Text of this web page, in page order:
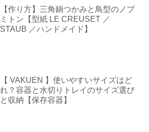
【作り方】三角鍋つかみと鳥型のノブ
ミトン【型紙 LE CREUSET ／
STAUB ／ハンドメイド】
【 VAKUEN 】使いやすいサイズはど
れ？容器と水切りトレイのサイズ選び
と収納【保存容器】